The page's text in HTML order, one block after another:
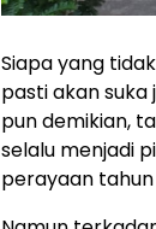
Siapa yang
pasti akan
pun demikian,
selalu menjadi
perayaan